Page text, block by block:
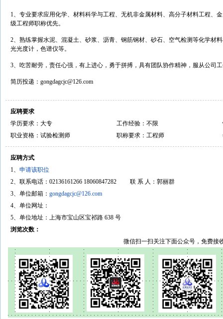
1、专业要求应用化学、材料科学与工程、无机非金属材料、高分子材料工程、
级工程师职称优先。
2、熟练掌握水泥、混凝土、砂浆、沥青、钢筋钢材、砂石、空气检测等化学材
光光度计，色谱仪等。
3、吃苦耐劳，责任心强，有上进心，勇于拼搏，具有团队协作精神，服从公司
简历投递：gongdagcjc@126.com
应聘要求
学历要求：大专
工作经验：不限
职业资格：试验检测师
职称要求：工程师
应聘方式
1、 申请该职位
2、联系电话：02136161266 18060847282 联 系 人：郭丽群
3、单位邮箱： gongdagcjc@126.com
4、单位网址：
5、单位地址：上海市宝山区宝祁路 638 号
浏览次数：
微信扫一扫关注下面公众号，免费接